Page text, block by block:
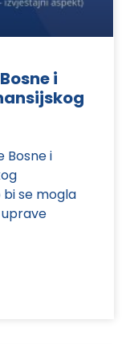
i
Bosne i
bi se mogla